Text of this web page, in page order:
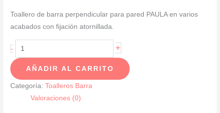
Toallero de barra perpendicular para pared PAULA en varios
acabados con fijación atornillada.
-
Toallero
barra
perpendicular
PAULA
cantidad
+
AÑADIR AL CARRITO
Categoría:Toalleros Barra
Valoraciones (0)